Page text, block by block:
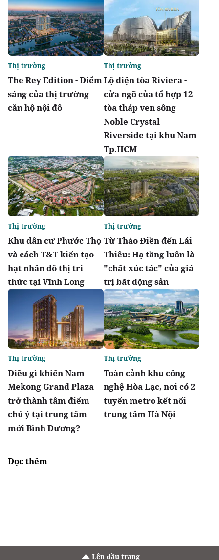
The Rey Edition - Điểm
sáng của thị trường
căn hộ nội đô
Thị trường
Lộ diện tòa Riviera -
cửa ngõ của tổ hợp 12
tòa tháp ven sông
Noble Crystal
Riverside tại khu Nam
Tp.HCM
Thị trường
Khu dân cư Phước Thọ
và cách T&T kiến tạo
hạt nhân đô thị tri
thức tại Vĩnh Long
Thị trường
Từ Thảo Điền đến Lái
Thiêu: Hạ tầng luôn là
"chất xúc tác" của giá
trị bất động sản
Thị trường
Điều gì khiến Nam
Mekong Grand Plaza
trở thành tâm điểm
chú ý tại trung tâm
mới Bình Dương?
Thị trường
Toàn cảnh khu công
nghệ Hòa Lạc, nơi có 2
tuyến metro kết nối
trung tâm Hà Nội
Thị trường
Đọc thêm
Lên đầu trang